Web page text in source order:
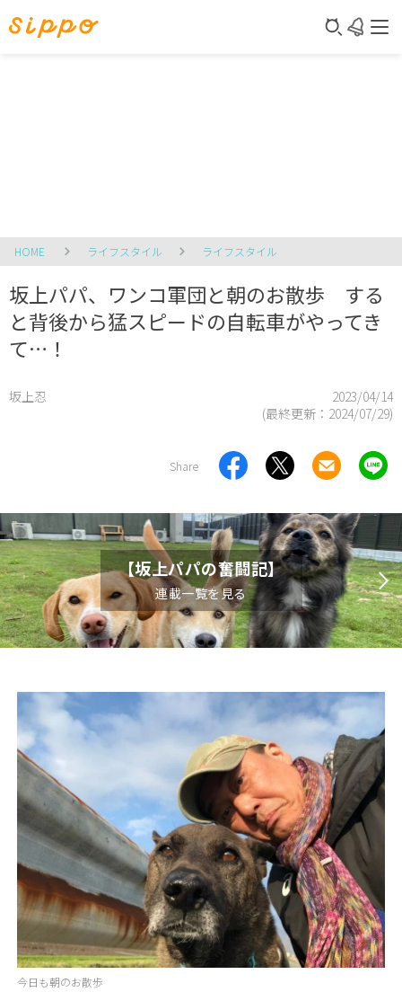
HOME ライフスタイル ライフスタイル
坂上パパ、ワンコ軍団と朝のお散歩 する
と背後から猛スピードの自転車がやってき
て…！
坂上忍
2023/04/14
(最終更新： 2024/07/29)
Share
【坂上パパの奮闘記】
連載一覧を見る
今日も朝のお散歩